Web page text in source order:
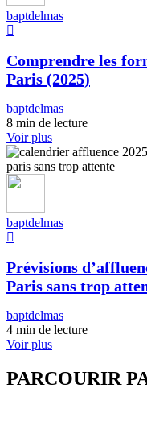
baptdelmas
Comprendre les
Paris (2025)
baptdelmas
8 min de lecture
Voir plus
baptdelmas
Prévisions
Paris sans trop
baptdelmas
4 min de lecture
Voir plus
PARCOURIR